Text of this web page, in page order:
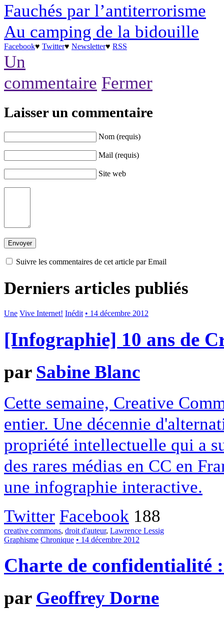
Fauchés par l’antiterrorisme
Au camping de la bidouille
Facebook♥ Twitter♥ Newsletter♥ RSS
Un
commentaire Fermer
Laisser un commentaire
Nom (requis)
Mail (requis)
Site web
Suivre les commentaires de cet article par Email
Derniers articles publiés
Une Vive Internet! Inédit • 14 décembre 2012
[Infographie] 10 ans de
par Sabine Blanc
Cette semaine, Creative
entier. Une décennie
propriété intellectuelle qui a
des rares médias en CC en
une infographie interactive.
Twitter Facebook 188
creative commons, droit d'auteur, Lawrence Lessig
Graphisme Chronique • 14 décembre 2012
Charte de confidentialité
par Geoffrey Dorne